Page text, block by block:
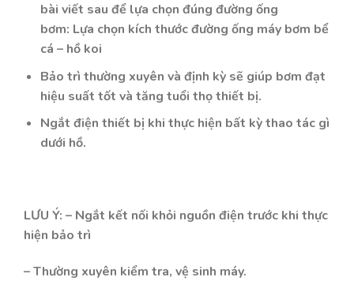
bài viết sau để lựa chọn đúng đường ống
bơm: Lựa chọn kích thước đường ống máy bơm bể
cá – hồ koi
Bảo trì thường xuyên và định kỳ sẽ giúp bơm đạt
hiệu suất tốt và tăng tuổi thọ thiết bị.
Ngắt điện thiết bị khi thực hiện bất kỳ thao tác gì
dưới hồ.
LƯU Ý: – Ngắt kết nối khỏi nguồn điện trước khi thực
hiện bảo trì
– Thường xuyên kiểm tra, vệ sinh máy.